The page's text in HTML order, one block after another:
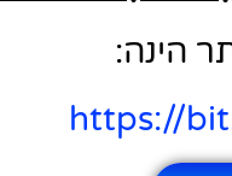
הינה:
https://